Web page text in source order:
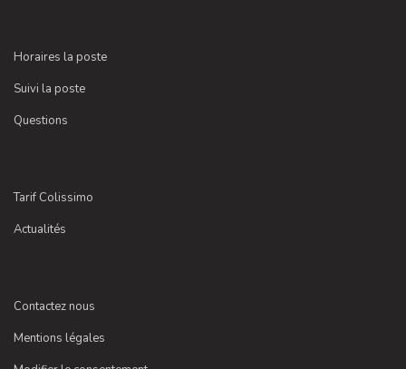
Horaires la poste
Suivi la poste
Questions
Tarif Colissimo
Actualités
Contactez nous
Mentions légales